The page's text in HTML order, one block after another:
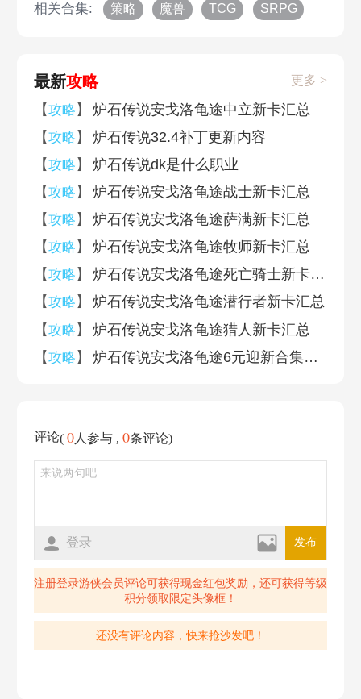
相关合集: 策略 魔兽 TCG SRPG
最新攻略 更多 >
【攻略 】
炉石传说安戈洛龟途中立新卡汇总
【攻略 】
炉石传说32.4补丁更新内容
【攻略 】
炉石传说dk是什么职业
【攻略 】
炉石传说安戈洛龟途战士新卡汇总
【攻略 】
炉石传说安戈洛龟途萨满新卡汇总
【攻略 】
炉石传说安戈洛龟途牧师新卡汇总
【攻略 】
炉石传说安戈洛龟途死亡骑士新卡汇总
【攻略 】
炉石传说安戈洛龟途潜行者新卡汇总
【攻略 】
炉石传说安戈洛龟途猎人新卡汇总
【攻略 】 炉石传说安戈洛龟途6元迎新合集购买方法
评论( 0人参与 , 0条评论)
登录 发布
注册登录游侠会员评论可获得现金红包奖励，还可获得等级
积分领取限定头像框！
还没有评论内容，快来抢沙发吧！